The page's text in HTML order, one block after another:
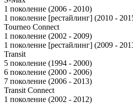
1 поколение (2006 - 2010)
1 поколение [рестайлинг] (2010 -
Tourneo Connect
1 поколение (2002 - 2009)
1 поколение [рестайлинг] (2009 -
Transit
5 поколение (1994 - 2000)
6 поколение (2000 - 2006)
7 поколение (2006 - 2013)
Transit Connect
1 поколение (2002 - 2012)